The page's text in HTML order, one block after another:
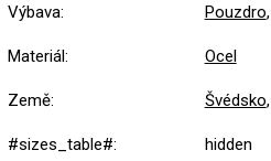
Výbava: Pouzdro,
Materiál: Ocel
Země: Švédsko,
#sizes_table#: hidden